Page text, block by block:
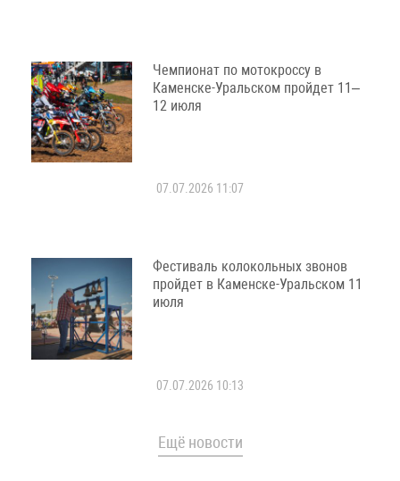
Чемпионат по мотокроссу в
Каменске-Уральском пройдет 11–
12 июля
07.07.2026 11:07
Фестиваль колокольных звонов
пройдет в Каменске-Уральском 11
июля
07.07.2026 10:13
Ещё новости